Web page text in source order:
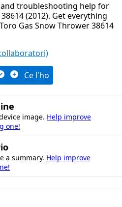
troubleshooting help for
(2012). Get everything
Gas Snow Thrower 38614
Ce l'ho
image. Help improve
one!
a summary. Help improve